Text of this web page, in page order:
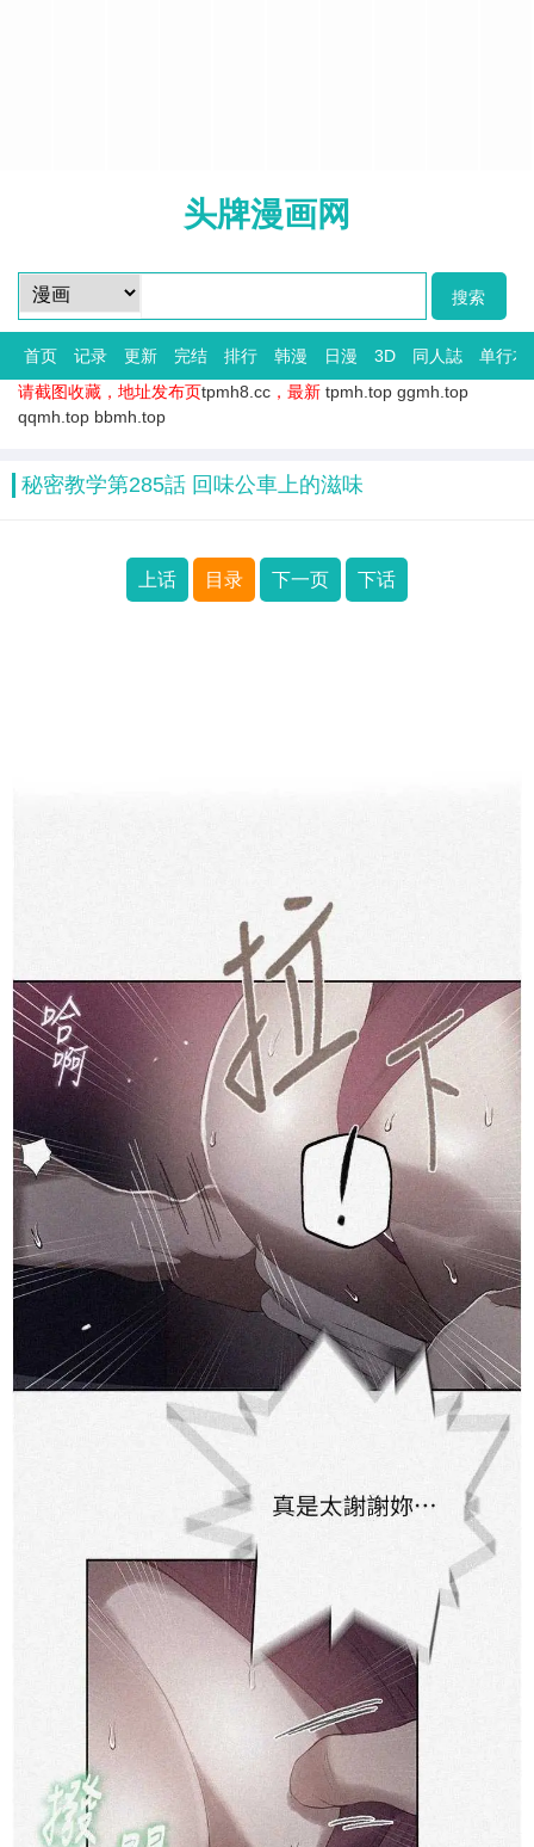
头牌漫画网
首页 记录 更新 完结 排行 韩漫 日漫 3D 同人誌
单行本
请截图收藏，地址发布页tpmh8.cc ，最新 tpmh.top ggmh.top
qqmh.top bbmh.top
秘密教学第285話 回味公車上的滋味
上话 目录 下一页 下话